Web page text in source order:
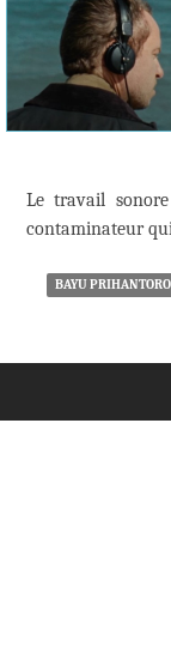
Le travail sonore
contaminateur
BAYU